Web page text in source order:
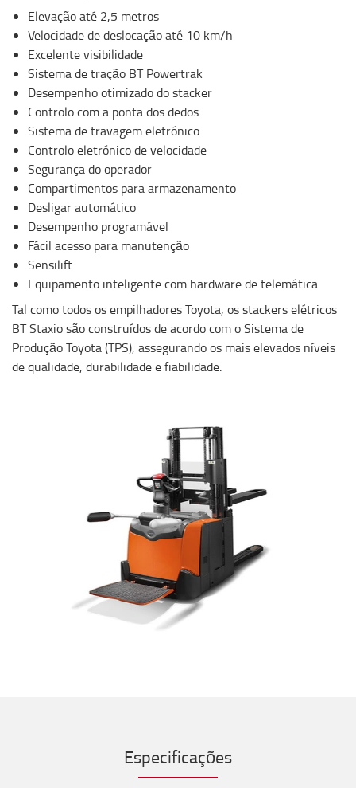
Elevação até 2,5 metros
Velocidade de deslocação até 10 km/h
Excelente visibilidade
Sistema de tração BT Powertrak
Desempenho otimizado do stacker
Controlo com a ponta dos dedos
Sistema de travagem eletrónico
Controlo eletrónico de velocidade
Segurança do operador
Compartimentos para armazenamento
Desligar automático
Desempenho programável
Fácil acesso para manutenção
Sensilift
Equipamento inteligente com hardware de telemática
Tal como todos os empilhadores Toyota, os stackers elétricos
BT Staxio são construídos de acordo com o Sistema de
Produção Toyota (TPS), assegurando os mais elevados níveis
de qualidade, durabilidade e fiabilidade.
Especificações